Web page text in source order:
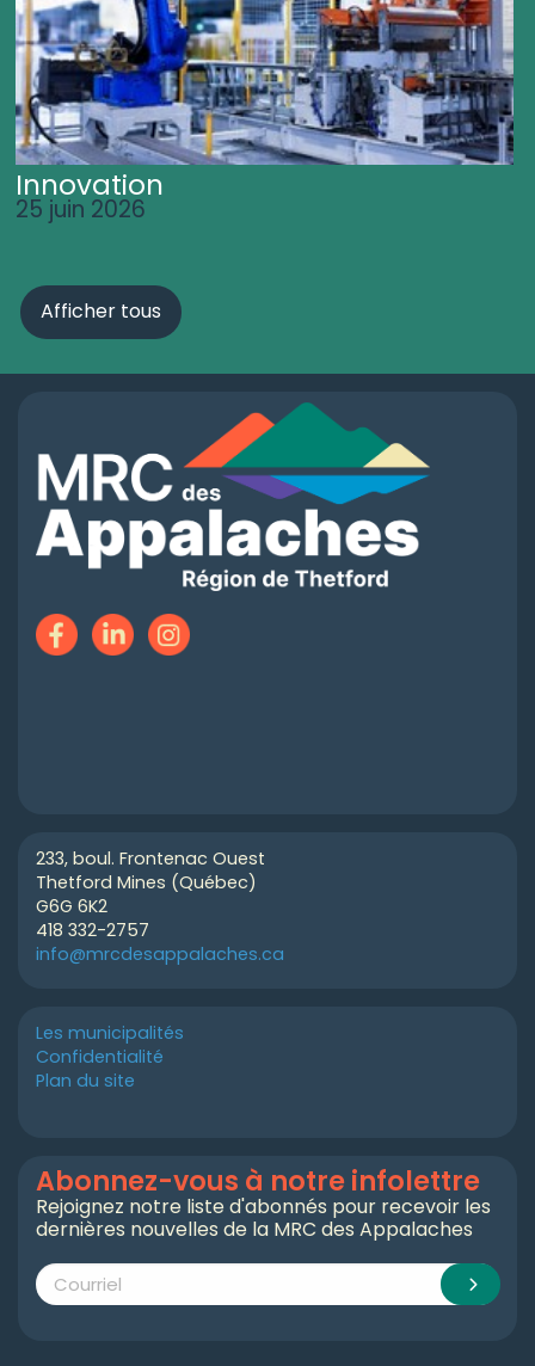
Innovation
25 juin 2026
Afficher tous
233, boul. Frontenac Ouest
Thetford Mines (Québec)
G6G 6K2
418 332-2757
info@mrcdesappalaches.ca
Les municipalités
Confidentialité
Plan du site
Abonnez-vous à notre infolettre
Rejoignez notre liste d'abonnés pour recevoir les
dernières nouvelles de la MRC des Appalaches